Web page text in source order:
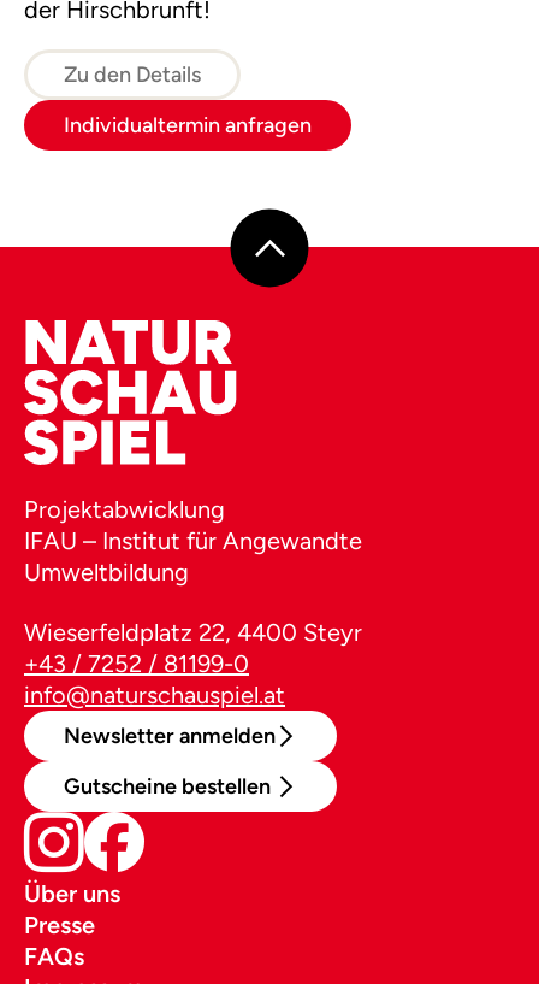
der Hirschbrunft!
Zu den Details
Individualtermin anfragen
Projektabwicklung
IFAU – Institut für Angewandte
Umweltbildung
Wieserfeldplatz 22, 4400 Steyr
+43 / 7252 / 81199-0
info@naturschauspiel.at
Newsletter anmelden
Gutscheine bestellen
Über uns
Presse
FAQs